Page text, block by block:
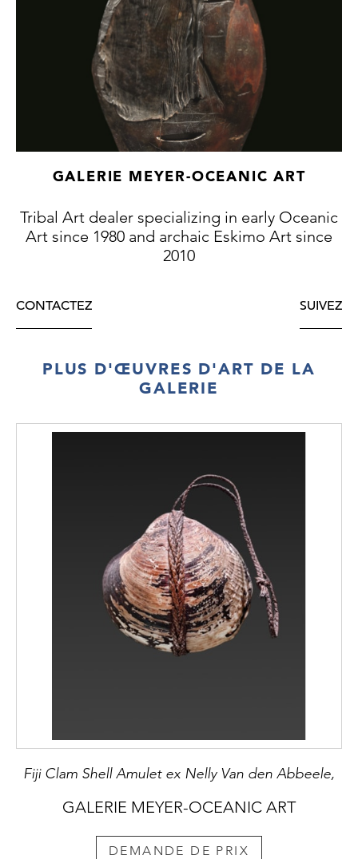
GALERIE MEYER-OCEANIC ART
Tribal Art dealer specializing in early Oceanic
Art since 1980 and archaic Eskimo Art since
2010
CONTACTEZ SUIVEZ
PLUS D'ŒUVRES D'ART DE LA
GALERIE
Fiji Clam Shell Amulet ex Nelly Van den Abbeele,
GALERIE MEYER-OCEANIC ART
DEMANDE DE PRIX